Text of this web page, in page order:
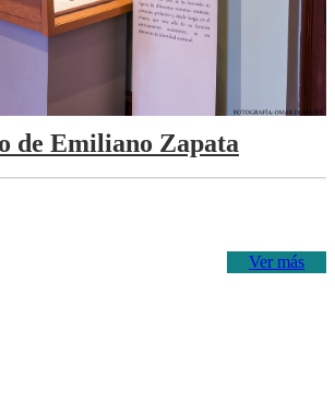
de Emiliano Zapata
Ver más